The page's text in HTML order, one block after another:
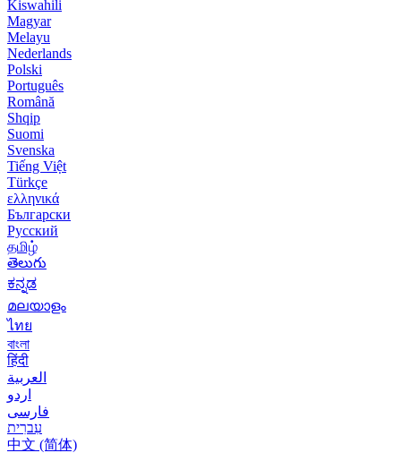
Kiswahili
Magyar
Melayu
Nederlands
Polski
Português
Română
Shqip
Suomi
Svenska
Tiếng Việt
Türkçe
ελληνικά
Български
Русский
தமிழ்
తెలుగు
ಕನ್ನಡ
മലയാളം
ไทย
বাংলা
हिंदी
العربية
اردو
فارسی
עִברִית
中文 (简体)